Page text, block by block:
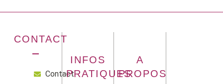
CONTACT
Contact
INFOS
PRATIQUES
A
PROPOS